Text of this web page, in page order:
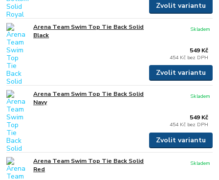
Zvolit variantu
Arena Team Swim Top Tie Back Solid
Black
549 Kč
454 Kč bez DPH
Skladem
Zvolit variantu
Arena Team Swim Top Tie Back Solid
Navy
549 Kč
454 Kč bez DPH
Skladem
Zvolit variantu
Arena Team Swim Top Tie Back Solid
Red
Skladem